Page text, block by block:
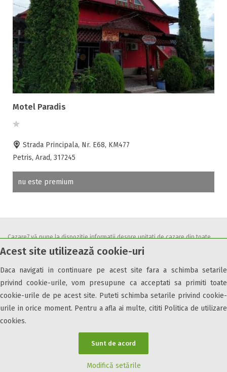
Acest site utilizează cookie-uri
Daca navigati in continuare pe acest site fara a schimba setarile
privind cookie-urile, vom presupune ca acceptati sa primiti toate
cookie-urile de pe acest site. Puteti schimba setarile privind cookie-
urile in orice moment. Pentru a afla ai multe, cititi Politica de utilizare
cookies.
Sunt de acord
Modifică setările
Facilități
Internet wireless
Parcare
Plata cu cardul
Restaurant
All inclusive
Pensiune completa
Demipensiune
Accepta voucher vacanta
Acces bucatarie
Beauty center
Cablu tv
Ceaun
Ciubar
Crama
Cutie de valori
Motel Paradis
Strada Principala, Nr. E68, KM477
Petris, Arad, 317245
nu este premium
Cazare7 vă pune la dispozitie informatii despre unitati de cazare din toate
zonele turistice, oferte speciale, rezervari online.
condițiilede utilizare.